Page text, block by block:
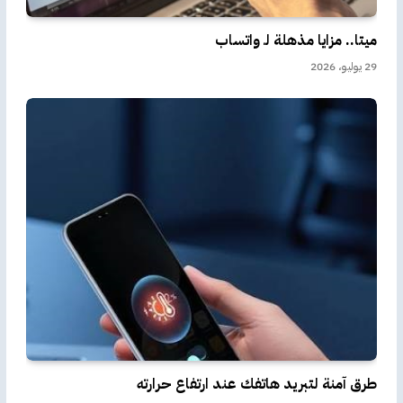
ميتا.. مزايا مذهلة لـ واتساب
29 يوليو، 2026
طرق آمنة لتبريد هاتفك عند ارتفاع حرارته